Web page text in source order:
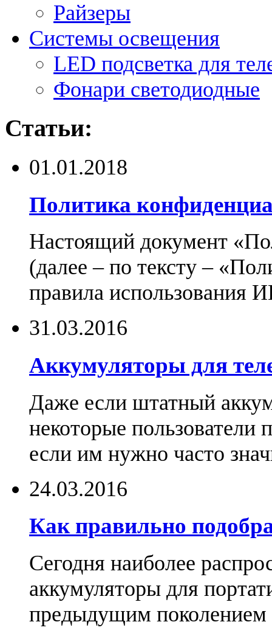
Райзеры
Системы освещения
LED подсветка для
Фонари светодиодные
Статьи:
01.01.2018
Политика
Настоящий документ
(далее – по тексту –
правила использования
31.03.2016
Аккумуляторы для
Даже если штатный
некоторые пользователи
если им нужно часто
24.03.2016
Как правильно
Сегодня наиболее
аккумуляторы для
предыдущим поколением